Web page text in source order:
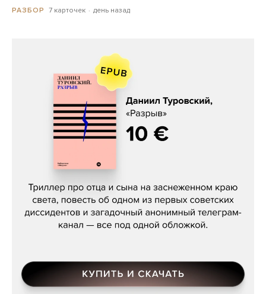
РАЗБОР 7 карточек день назад
Даниил Туровский, «Разрыв»